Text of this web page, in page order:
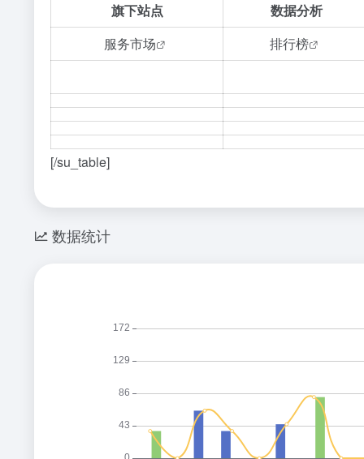
旗下站点
数据分析
服务市场
排行榜
[/su_table]
数据统计